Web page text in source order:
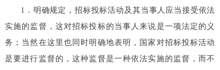
1
．明确规定，招标投标活动及其当事人应当接受依法
实施的监督，这对招标投标的当事人来说是一项法定的义
务；当然在这里也同时明确地表明，国家对招标投标活动
是要进行监督的，这种监督是一种依法实施的监督，而不